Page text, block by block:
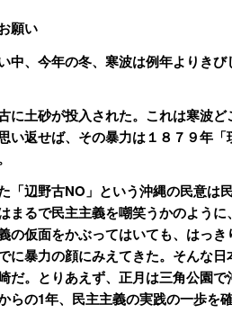
願い
中、今年の冬、寒波は例年よりきび
に土砂が投入された。これは寒波ど
い返せば、その暴力は１８７９年「
「辺野古NO」という沖縄の民意は
まるで民主主義を嘲笑うかのように
の仮面をかぶってはいても、はっき
に暴力の顔にみえてきた。そんな日
だ。とりあえず、正月は三角公園で
らの1年、民主主義の実践の一歩を